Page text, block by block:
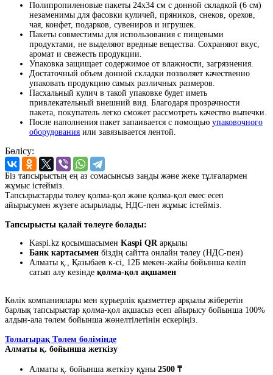
Полипропиленовые пакеты 24x34 см с донной складкой (6 см)
незаменимы для фасовки куличей, пряников, снеков, орехов,
чая, конфет, подарков, сувениров и игрушек.
Пакеты совместимы для использования с пищевыми
продуктами, не выделяют вредные вещества. Сохраняют вкус,
аромат и свежесть продукции.
Упаковка защищает содержимое от влажности, загрязнения.
Достаточный объем донной складки позволяет качественно
упаковать продукцию самых различных размеров.
Пасхальный кулич в такой упаковке будет иметь
привлекательный внешний вид. Благодаря прозрачности
пакета, покупатель легко сможет рассмотреть качество выпечки.
После наполнения пакет запаивается с помощью упаковочного
оборудования или завязывается лентой.
Бөлісу:
Біз тапсырыстың ең аз сомасынсыз заңды және жеке тұлғалармен
жұмыс істейміз.
Тапсырыстарды төлеу қолма-қол және қолма-қол емес есеп
айырысумен жүзеге асырылады, НДС-пен жұмыс істейміз.
Тапсырысты қалай төлеуге болады:
Kaspi.kz қосымшасымен Kaspi QRарқылы
Банк картасымен біздің сайтта онлайн төлеу (НДС-пен)
Алматы қ., Қазыбаев к-сі, 12Б мекен-жайы бойынша келіп
сатып алу кезінде қолма-қол ақшамен
Көлік компаниялары мен курьерлік қызметтер арқылы жіберетін
барлық тапсырыстар қолма-қол ақшасыз есеп айырысу бойынша 100%
алдын-ала төлем бойынша жөнелтілетінін ескеріңіз.
Толығырақ Төлем бөлімінде
Алматы қ. бойынша жеткізу
Алматы қ. бойынша жеткізу құны 2500 ₸